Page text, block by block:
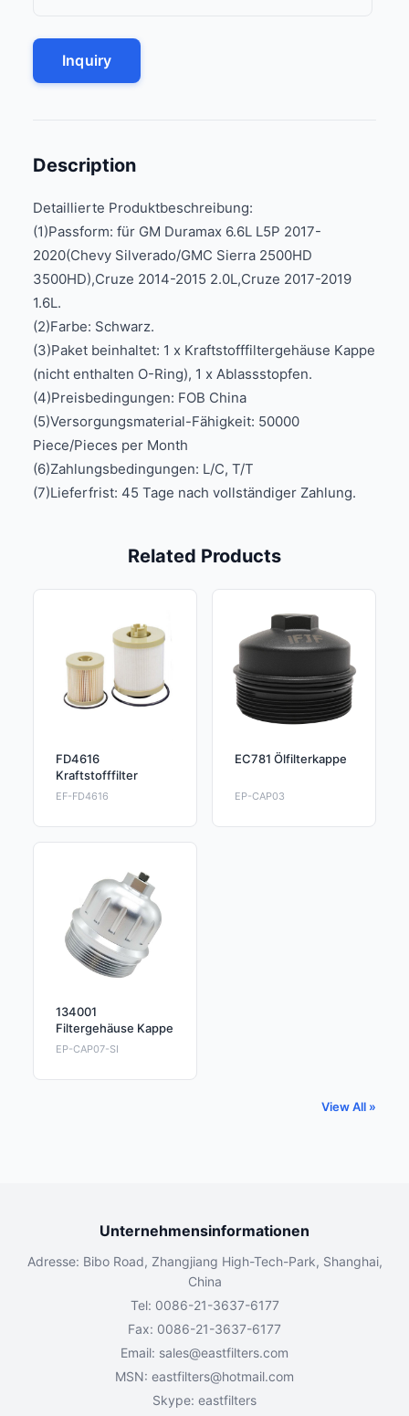
Inquiry
Description
Detaillierte Produktbeschreibung:
(1)Passform: für GM Duramax 6.6L L5P 2017-
2020(Chevy Silverado/GMC Sierra 2500HD
3500HD),Cruze 2014-2015 2.0L,Cruze 2017-2019
1.6L.
(2)Farbe: Schwarz.
(3)Paket beinhaltet: 1 x Kraftstofffiltergehäuse Kappe
(nicht enthalten O-Ring), 1 x Ablassstopfen.
(4)Preisbedingungen: FOB China
(5)Versorgungsmaterial-Fähigkeit: 50000
Piece/Pieces per Month
(6)Zahlungsbedingungen: L/C, T/T
(7)Lieferfrist: 45 Tage nach vollständiger Zahlung.
Related Products
FD4616
Kraftstofffilter
EF-FD4616
EC781 Ölfilterkappe
EP-CAP03
134001
Filtergehäuse Kappe
EP-CAP07-SI
View All »
Unternehmensinformationen
Adresse: Bibo Road, Zhangjiang High-Tech-Park, Shanghai,
China
Tel: 0086-21-3637-6177
Fax: 0086-21-3637-6177
Email: sales@eastfilters.com
MSN: eastfilters@hotmail.com
Skype: eastfilters